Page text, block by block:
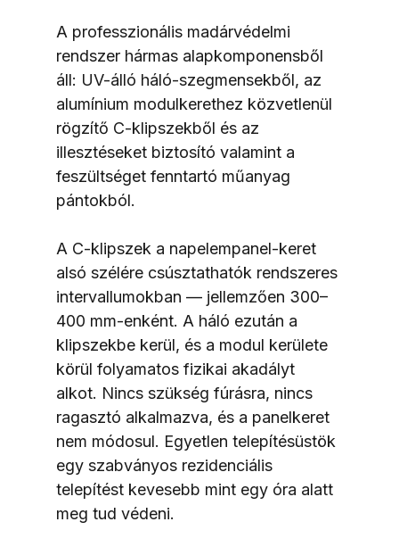
A professzionális madárvédelmi
rendszer hármas alapkomponensből
áll: UV-álló háló-szegmensekből, az
alumínium modulkerethez közvetlenül
rögzítő C-klipszekből és az
illesztéseket biztosító valamint a
feszültséget fenntartó műanyag
pántokból.
A C-klipszek a napelempanel-keret
alsó szélére csúsztathatók rendszeres
intervallumokban — jellemzően 300–
400 mm-enként. A háló ezután a
klipszekbe kerül, és a modul kerülete
körül folyamatos fizikai akadályt
alkot. Nincs szükség fúrásra, nincs
ragasztó alkalmazva, és a panelkeret
nem módosul. Egyetlen telepítésüstök
egy szabványos rezidenciális
telepítést kevesebb mint egy óra alatt
meg tud védeni.